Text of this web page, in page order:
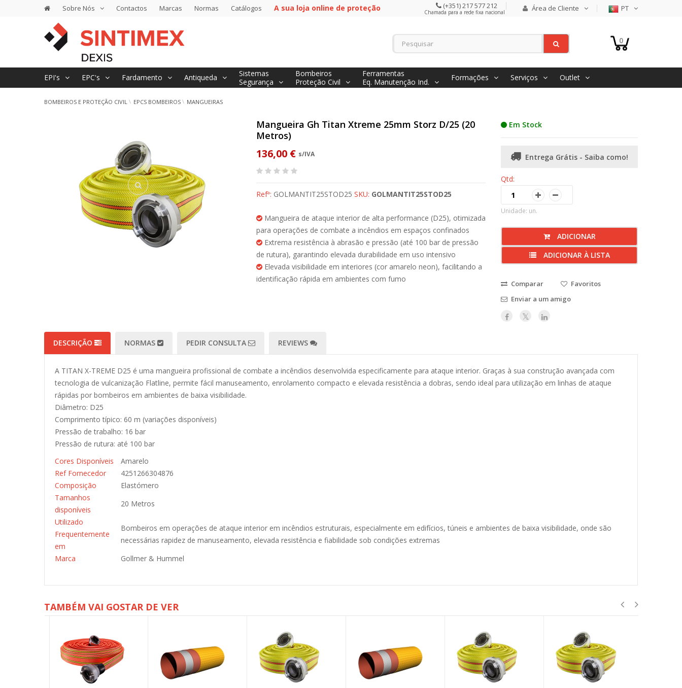
Sobre Nós Contactos Marcas Normas Catálogos A sua loja online de proteção (+351) 217 577 212
Chamada para a rede fixa nacional Área de Cliente PT
0
EPI's EPC's Fardamento Antiqueda
Sistemas
Segurança
Bombeiros
Proteção Civil
Ferramentas
Eq. Manutenção Ind.
Formações Serviços Outlet
BOMBEIROS E PROTEÇÃO CIVIL EPCS BOMBEIROS MANGUEIRAS
Mangueira Gh Titan Xtreme 25mm Storz D/25 (20
Metros)
136,00 € s/IVA
Refª: GOLMANTIT25STOD25 SKU: GOLMANTIT25STOD25
Mangueira de ataque interior de alta performance (D25), otimizada
para operações de combate a incêndios em espaços confinados
Extrema resistência à abrasão e pressão (até 100 bar de pressão
de rutura), garantindo elevada durabilidade em uso intensivo
Elevada visibilidade em interiores (cor amarelo neon), facilitando a
identificação rápida em ambientes com fumo
Em Stock
Entrega Grátis - Saiba como!
Qtd:
Unidade: un.
ADICIONAR
ADICIONAR À LISTA
Comparar
Favoritos
Enviar a um amigo
DESCRIÇÃO NORMAS PEDIR CONSULTA REVIEWS
A TITAN X-TREME D25 é uma mangueira profissional de combate a incêndios desenvolvida especificamente para ataque interior. Graças à sua construção avançada com
tecnologia de vulcanização Flatline, permite fácil manuseamento, enrolamento compacto e elevada resistência a dobras, sendo ideal para utilização em linhas de ataque
rápidas por bombeiros em ambientes de baixa visibilidade.
Diâmetro: D25
Comprimento típico: 60 m (variações disponíveis)
Pressão de trabalho: 16 bar
Pressão de rutura: até 100 bar
Cores Disponíveis
Amarelo
Ref Fornecedor
4251266304876
Composição
Elastómero
Tamanhos
disponíveis
20 Metros
Utilizado
Frequentemente
em
Bombeiros em operações de ataque interior em incêndios estruturais, especialmente em edifícios, túneis e ambientes de baixa visibilidade, onde são
necessárias rapidez de manuseamento, elevada resistência e fiabilidade sob condições extremas
Marca
Gollmer & Hummel
TAMBÉM VAI GOSTAR DE VER